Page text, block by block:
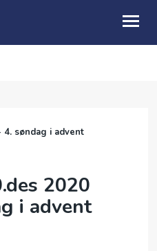
4. søndag i advent
2020
i advent